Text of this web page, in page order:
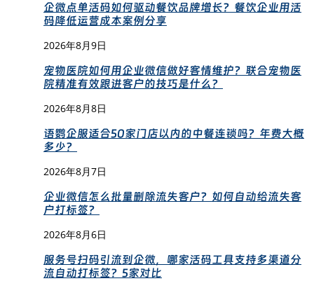
企微点单活码如何驱动餐饮品牌增长？餐饮企业用活
码降低运营成本案例分享
2026年8月9日
宠物医院如何用企业微信做好客情维护？联合宠物医
院精准有效跟进客户的技巧是什么？
2026年8月8日
语鹦企服适合50家门店以内的中餐连锁吗？年费大概
多少？
2026年8月7日
企业微信怎么批量删除流失客户？如何自动给流失客
户打标签？
2026年8月6日
服务号扫码引流到企微，哪家活码工具支持多渠道分
流自动打标签？5家对比